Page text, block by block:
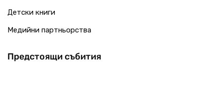
Детски книги
Медийни партньорства
Предстоящи събития